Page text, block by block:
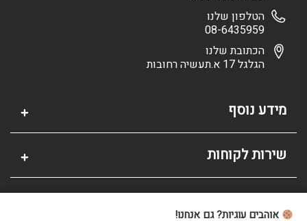
הטלפון שלנו
08-6435959
הכתובת שלנו
הגלגל 17 א.תעשיה רחובות
מידע נוסף
שירות לקוחות
אזור אישי
אוהבים עוגיות? גם אנחנו!